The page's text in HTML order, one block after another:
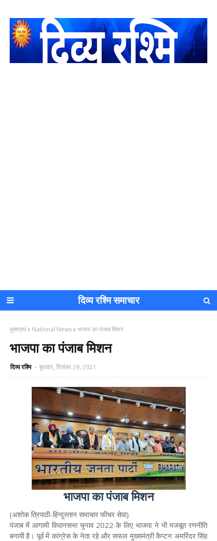
दिव्य रश्मि समाचार
मुख्यपृष्ठ National News भाजपा का पंजाब मिशन
भाजपा का पंजाब मिशन
दिव्य रश्मि बुधवार, दिसंबर 29, 2021
भाजपा का पंजाब मिशन
(अशोक त्रिपाठी-हिन्दुस्तान समाचार फीचर सेवा)
पंजाब में आगामी विधानसभा चुनाव 2022 के लिए भाजपा ने भी मजबूत रणनीति
बनायी है। पूर्व में कांग्रेस के नेता रहे और सफल मुख्यमंत्री कैप्टन अमरिंदर सिंह